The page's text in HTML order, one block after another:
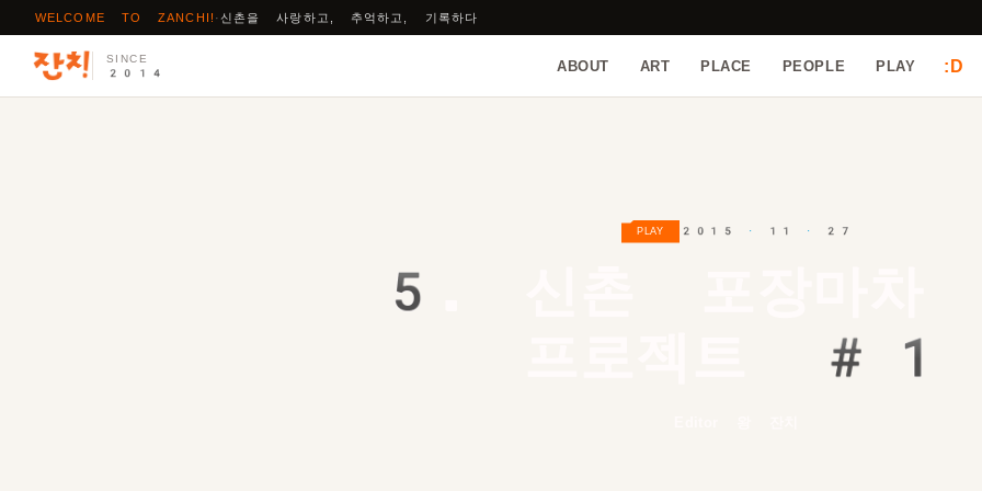
WELCOME TO ZANCHI! ·신촌을 사랑하고, 추억하고, 기록하다
SINCE
2014
ABOUT ART PLACE PEOPLE PLAY :D
PLAY 2015 · 11 · 27
5.
프로젝트 #
1